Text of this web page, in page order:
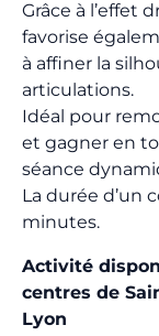
Grâce à l’effet
favorise
à affiner la
articulations.
Idéal pour
et gagner en
séance
La durée d’un
minutes.
Activité
centres de
Lyon